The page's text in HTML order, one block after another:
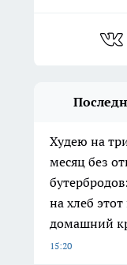
Худею на
месяц без
на хлеб
домашний
15:20